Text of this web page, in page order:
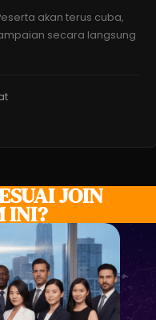
akan terus cuba,
secara langsung
JOIN
INI?